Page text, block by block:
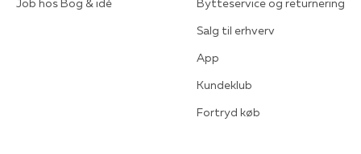
Job hos Bog & idé
Bytteservice og returnering
Salg til erhverv
App
Kundeklub
Fortryd køb